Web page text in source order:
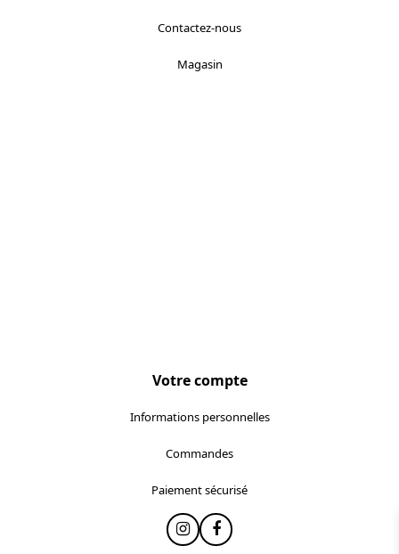
Contactez-nous
Magasin
Votre compte
Informations personnelles
Commandes
Paiement sécurisé
Instagram
Facebook